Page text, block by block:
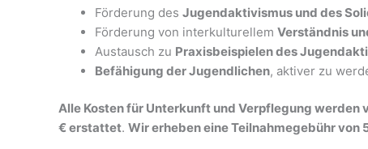
Förderung des Jugendaktivismus und des
Förderung von interkulturellem Verständnis
Austausch zu Praxisbeispielen des
Befähigung der Jugendlichen, aktiver zu
Alle Kosten für Unterkunft und Verpflegung werden
€ erstattet. Wir erheben eine Teilnahmegebühr von